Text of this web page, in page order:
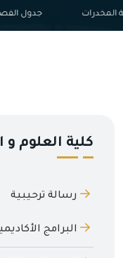
لمكافحة المخدرات
كلية العلوم
رسالة ترحيبية
البرامج